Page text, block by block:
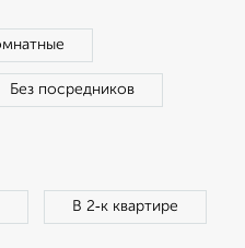
Без посредников
В 2‑к квартире